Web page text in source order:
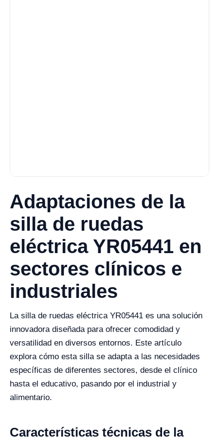
Adaptaciones de la
silla de ruedas
eléctrica YR05441 en
sectores clínicos e
industriales
La silla de ruedas eléctrica YR05441 es una solución
innovadora diseñada para ofrecer comodidad y
versatilidad en diversos entornos. Este artículo
explora cómo esta silla se adapta a las necesidades
específicas de diferentes sectores, desde el clínico
hasta el educativo, pasando por el industrial y
alimentario.
Características técnicas de la